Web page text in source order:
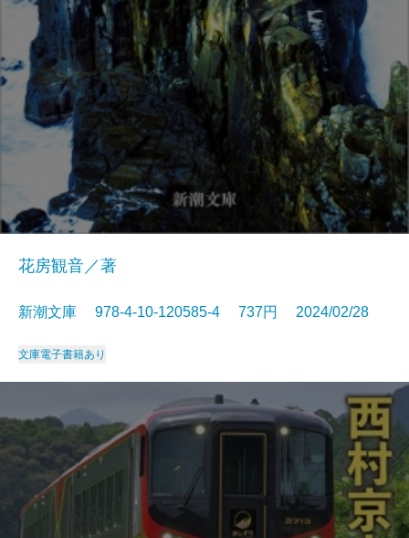
花房観音／著
新潮文庫 978-4-10-120585-4 737円 2024/02/28
文庫電子書籍あり